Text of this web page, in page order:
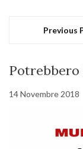
Previous
Potrebbero
14 Novembre 2018